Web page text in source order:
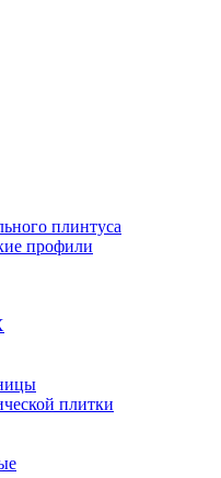
плинтуса
профили
плитки